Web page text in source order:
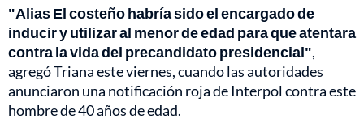
"Alias El costeño habría sido el encargado de
inducir y utilizar al menor de edad para que atentara
contra la vida del precandidato presidencial",
agregó Triana este viernes, cuando las autoridades
anunciaron una notificación roja de Interpol contra este
hombre de 40 años de edad.